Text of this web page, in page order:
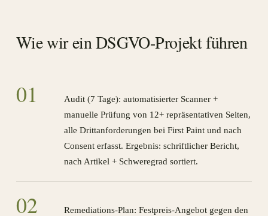
Wie wir ein DSGVO-Projekt führen
01
Audit (7 Tage): automatisierter Scanner +
manuelle Prüfung von 12+ repräsentativen Seiten,
alle Drittanforderungen bei First Paint und nach
Consent erfasst. Ergebnis: schriftlicher Bericht,
nach Artikel + Schweregrad sortiert.
02
Remediations-Plan: Festpreis-Angebot gegen den